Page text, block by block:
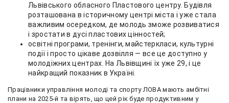
Львівського обласного Пластового центру. Будівля
розташована в історичному центрі міста і уже стала
важливим осередком, де молодь зможе розвиватися
і зростати в дусі пластових цінностей;
освітні програми, тренінги, майстеркласи, культурні
події і просто цікаве дозвілля — все це доступно у
молодіжних центрах. На Львівщині їх уже 29, і це
найкращий показник в Україні.
Працівники управління молоді та спорту ЛОВА мають амбітні
плани на 2025-й та вірять, що цей рік буде продуктивним у